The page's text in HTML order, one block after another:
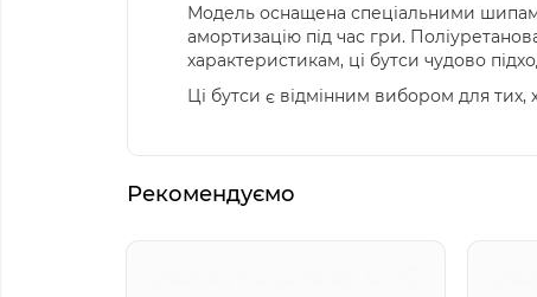
Модель оснащена спеціальними
амортизацію під час гри.
характеристикам, ці бутси чудово
Ці бутси є відмінним вибором для тих,
Рекомендуємо